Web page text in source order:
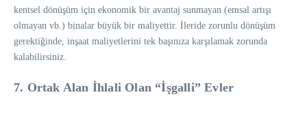
kentsel dönüşüm için ekonomik bir avantaj sunmayan (emsal artışı
olmayan vb.) binalar büyük bir maliyettir. İleride zorunlu dönüşüm
gerektiğinde, inşaat maliyetlerini tek başınıza karşılamak zorunda
kalabilirsiniz.
7. Ortak Alan İhlali Olan “İşgalli” Evler